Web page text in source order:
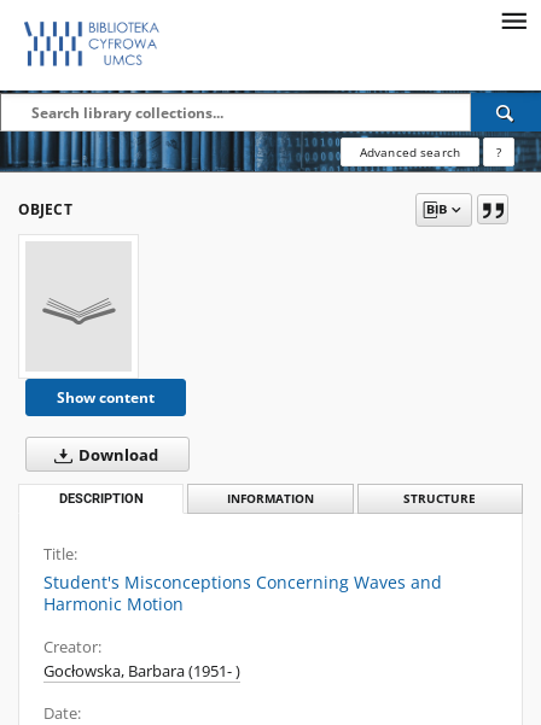
Advanced search ?
OBJECT
Show content
Download
DESCRIPTION INFORMATION STRUCTURE
Title:
Student's Misconceptions Concerning Waves and
Harmonic Motion
Creator:
Gocłowska, Barbara (1951- )
Date: